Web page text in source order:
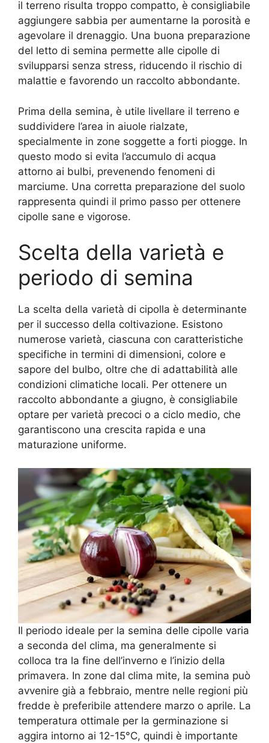
il terreno risulta troppo compatto, è consigliabile
aggiungere sabbia per aumentarne la porosità e
agevolare il drenaggio. Una buona preparazione
del letto di semina permette alle cipolle di
svilupparsi senza stress, riducendo il rischio di
malattie e favorendo un raccolto abbondante.
Prima della semina, è utile livellare il terreno e
suddividere l’area in aiuole rialzate,
specialmente in zone soggette a forti piogge. In
questo modo si evita l’accumulo di acqua
attorno ai bulbi, prevenendo fenomeni di
marciume. Una corretta preparazione del suolo
rappresenta quindi il primo passo per ottenere
cipolle sane e vigorose.
Scelta della varietà e
periodo di semina
La scelta della varietà di cipolla è determinante
per il successo della coltivazione. Esistono
numerose varietà, ciascuna con caratteristiche
specifiche in termini di dimensioni, colore e
sapore del bulbo, oltre che di adattabilità alle
condizioni climatiche locali. Per ottenere un
raccolto abbondante a giugno, è consigliabile
optare per varietà precoci o a ciclo medio, che
garantiscono una crescita rapida e una
maturazione uniforme.
Il periodo ideale per la semina delle cipolle varia
a seconda del clima, ma generalmente si
colloca tra la fine dell’inverno e l’inizio della
primavera. In zone dal clima mite, la semina può
avvenire già a febbraio, mentre nelle regioni più
fredde è preferibile attendere marzo o aprile. La
temperatura ottimale per la germinazione si
aggira intorno ai 12-15°C, quindi è importante